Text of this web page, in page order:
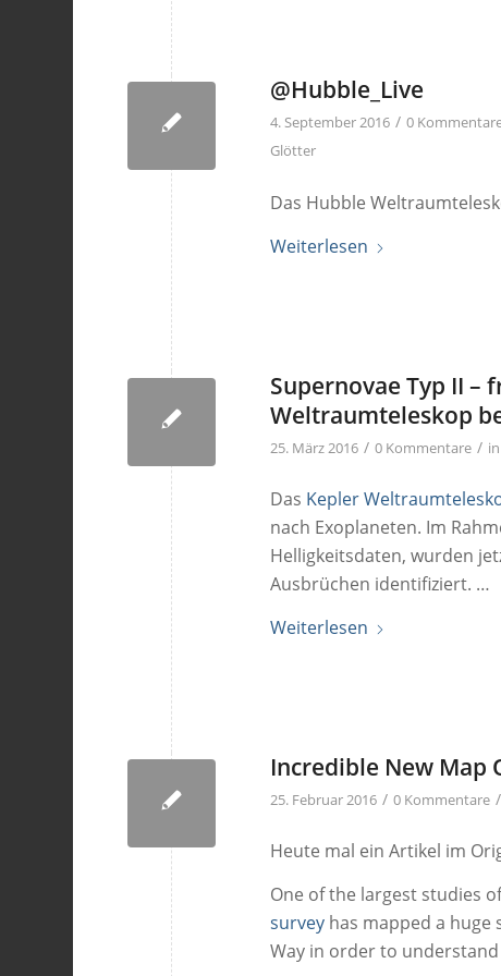
@Hubble_Live
4. September 2016 / 0
Glötter
Das Hubble
Weiterlesen
Supernovae Typ II –
Weltraumteleskop
25. März 2016 / 0 Kommentare / in
Das Kepler
nach Exoplaneten. Im
Helligkeitsdaten, wurden
Ausbrüchen identifiziert. …
Weiterlesen
Incredible New Map
25. Februar 2016 / 0 Kommentare /
Heute mal ein Artikel im
One of the largest studies
survey has mapped a
Way in order to